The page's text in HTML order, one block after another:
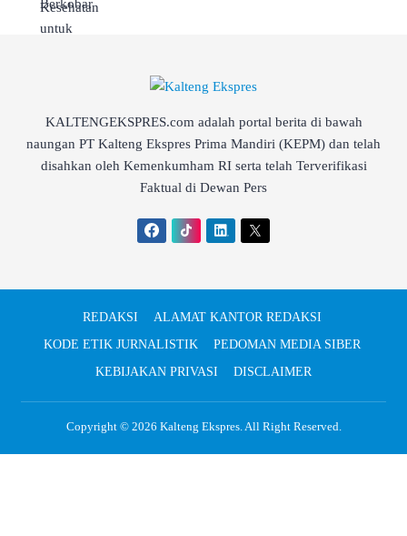
KALTENGEKSPRES.com adalah portal berita di bawah
naungan PT Kalteng Ekspres Prima Mandiri (KEPM) dan telah
disahkan oleh Kemenkumham RI serta telah Terverifikasi
Faktual di Dewan Pers
REDAKSI
ALAMAT KANTOR REDAKSI
KODE ETIK JURNALISTIK
PEDOMAN MEDIA SIBER
KEBIJAKAN PRIVASI
DISCLAIMER
Copyright © 2026 Kalteng Ekspres. All Right Reserved.